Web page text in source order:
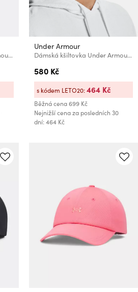
Dámská kšiltovka Under Armour W Iso-chill Armourvent Adj
Under Armour
Dámská kšiltovka Under Armour Women's UA Blitzing Adj
580 Kč
Běžná cena699 Kč
Nejnižší cena za posledních 30
dní: 464 Kč
s kódem LETO20:464 Kč